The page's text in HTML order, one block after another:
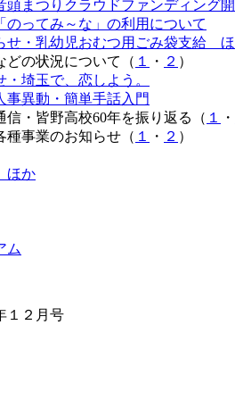
頭まつりクラウドファンディング
のってみ～な」の利用について
せ・乳幼児おむつ用ごみ袋支給
どの状況について（ １ ・ ２ ）
埼玉で、恋しよう。
事異動・簡単手話入門
信・皆野高校60年を振り返る（ １ ・
種事業のお知らせ（ １ ・ ２ ）
ほか
ム
１２月号